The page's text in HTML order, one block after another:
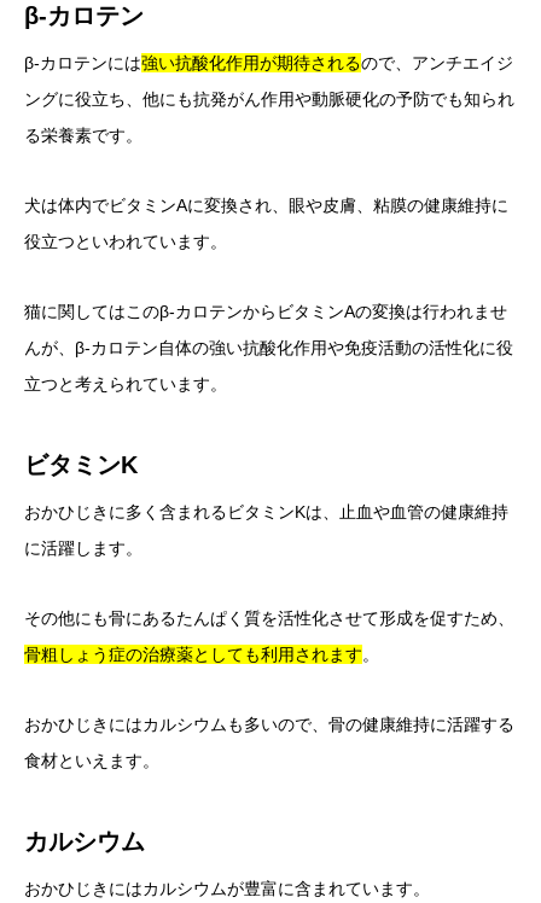
β‐カロテン
β‐カロテンには強い抗酸化作用が期待されるので、アンチエイジ
ングに役立ち、他にも抗発がん作用や動脈硬化の予防でも知られ
る栄養素です。
犬は体内でビタミンAに変換され、眼や皮膚、粘膜の健康維持に
役立つといわれています。
猫に関してはこのβ‐カロテンからビタミンAの変換は行われませ
んが、β‐カロテン自体の強い抗酸化作用や免疫活動の活性化に役
立つと考えられています。
ビタミンK
おかひじきに多く含まれるビタミンKは、止血や血管の健康維持
に活躍します。
その他にも骨にあるたんぱく質を活性化させて形成を促すため、
骨粗しょう症の治療薬としても利用されます。
おかひじきにはカルシウムも多いので、骨の健康維持に活躍する
食材といえます。
カルシウム
おかひじきにはカルシウムが豊富に含まれています。